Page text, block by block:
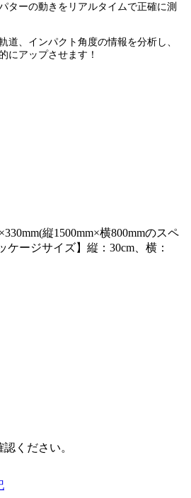
ターの動きをリアルタイムで正確に測
道、インパクト角度の情報を分析し、
にアップさせます！
縦1500mm×横800mmのスペ
ケージサイズ】縦：30cm、横：
認ください。